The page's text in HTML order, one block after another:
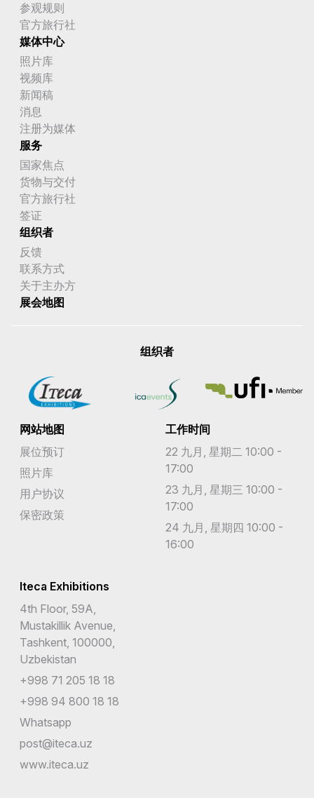
参观规则
官方旅行社
媒体中心
照片库
视频库
新闻稿
消息
注册为媒体
服务
国家焦点
货物与交付
官方旅行社
签证
组织者
反馈
联系方式
关于主办方
展会地图
组织者
网站地图
展位预订
照片库
用户协议
保密政策
工作时间
22 九月, 星期二 10:00 -
17:00
23 九月, 星期三 10:00 -
17:00
24 九月, 星期四 10:00 -
16:00
Iteca Exhibitions
4th Floor, 59A,
Mustakillik Avenue,
Tashkent, 100000,
Uzbekistan
+998 71 205 18 18
+998 94 800 18 18
Whatsapp
post@iteca.uz
www.iteca.uz